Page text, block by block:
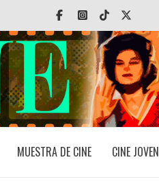
FacebookInstagram
Tiktok
MUESTRA DE CINE CINE JOVEN